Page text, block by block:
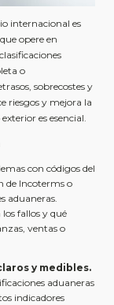
internacional es
opere en
o
sobrecostes y
riesgos y mejora la
es esencial.
con códigos del
de Incoterms o
aduaneras.
fallos y qué
ventas o
y medibles.
aduaneras
indicadores